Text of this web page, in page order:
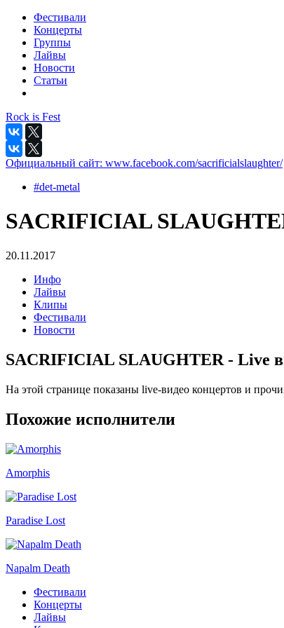
Фестивали
Концерты
Группы
Лайвы
Новости
Статьи
Rock is Fest
Официальный сайт: www.facebook.com/sacrificialslaughter/
#det-metal
SACRIFICIAL
20.11.2017
Инфо
Лайвы
Клипы
Фестивали
Новости
SACRIFICIAL SLAUGHTER - Live
На этой странице показаны live-видео концертов и
Похожие исполнители
Amorphis
Paradise Lost
Napalm Death
Фестивали
Концерты
Лайвы